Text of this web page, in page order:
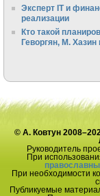
Эксперт IT и
реализации
Кто такой
Геворгян, М. Хазин
© А. Ковтун
Руководитель
При
При необходимости
Публикуемые